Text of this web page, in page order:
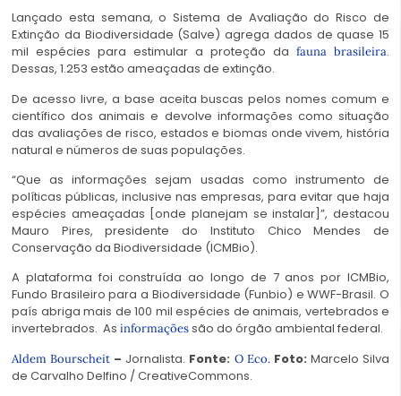
Lançado esta semana, o Sistema de Avaliação do Risco de
Extinção da Biodiversidade (Salve) agrega dados de quase 15
mil espécies para estimular a proteção da fauna brasileira.
Dessas, 1.253 estão ameaçadas de extinção.
De acesso livre, a base aceita buscas pelos nomes comum e
científico dos animais e devolve informações como situação
das avaliações de risco, estados e biomas onde vivem, história
natural e números de suas populações.
“Que as informações sejam usadas como instrumento de
políticas públicas, inclusive nas empresas, para evitar que haja
espécies ameaçadas [onde planejam se instalar]”, destacou
Mauro Pires, presidente do Instituto Chico Mendes de
Conservação da Biodiversidade (ICMBio).
A plataforma foi construída ao longo de 7 anos por ICMBio,
Fundo Brasileiro para a Biodiversidade (Funbio) e WWF-Brasil. O
país abriga mais de 100 mil espécies de animais, vertebrados e
invertebrados. As informaçõessão do órgão ambiental federal.
Aldem Bourscheit – Jornalista. Fonte: O Eco.Foto: Marcelo Silva
de Carvalho Delfino / CreativeCommons.